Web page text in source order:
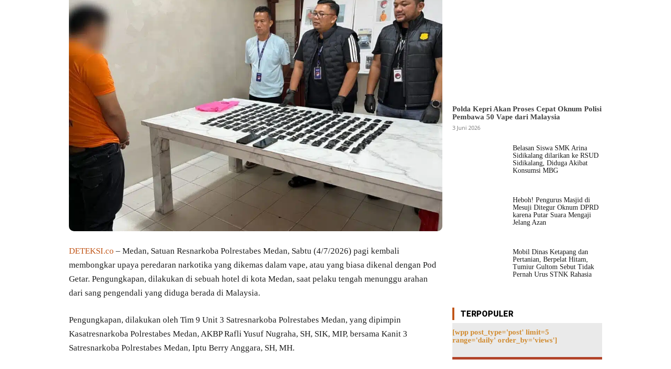
DETEKSI.co – Medan, Satuan Resnarkoba Polrestabes Medan, Sabtu (4/7/2026) pagi kembali
membongkar upaya peredaran narkotika yang dikemas dalam vape, atau yang biasa dikenal dengan Pod
Getar. Pengungkapan, dilakukan di sebuah hotel di kota Medan, saat pelaku tengah menunggu arahan
dari sang pengendali yang diduga berada di Malaysia.
Pengungkapan, dilakukan oleh Tim 9 Unit 3 Satresnarkoba Polrestabes Medan, yang dipimpin
Kasatresnarkoba Polrestabes Medan, AKBP Rafli Yusuf Nugraha, SH, SIK, MIP, bersama Kanit 3
Satresnarkoba Polrestabes Medan, Iptu Berry Anggara, SH, MH.
Polda Kepri Akan Proses Cepat Oknum Polisi
Pembawa 50 Vape dari Malaysia
3 Juni 2026
Belasan Siswa SMK Arina
Sidikalang dilarikan ke RSUD
Sidikalang, Diduga Akibat
Konsumsi MBG
Heboh! Pengurus Masjid di
Mesuji Ditegur Oknum DPRD
karena Putar Suara Mengaji
Jelang Azan
Mobil Dinas Ketapang dan
Pertanian, Berpelat Hitam,
Tumiur Gultom Sebut Tidak
Pernah Urus STNK Rahasia
TERPOPULER
[wpp post_type='post' limit=5
range='daily' order_by='views']